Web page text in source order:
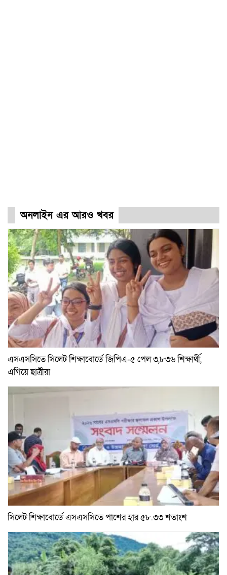
অনলাইন এর আরও খবর
এসএসসিতে সিলেট শিক্ষাবোর্ডে জিপিএ-৫ পেল ৩,৮৩৬ শিক্ষার্থী,
এগিয়ে ছাত্রীরা
সিলেট শিক্ষাবোর্ডে এসএসসিতে পাশের হার ৫৮.৩৩ শতাংশ